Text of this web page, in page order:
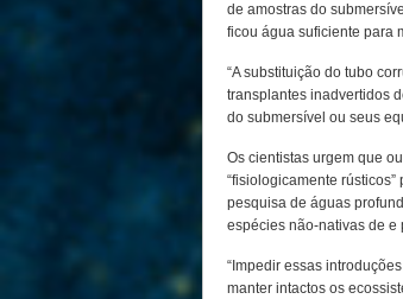
de amostras do
ficou água suficiente para
“A substituição do tubo
transplantes inadvertidos
do submersível ou seus
Os cientistas urgem que
“fisiologicamente
pesquisa de águas
espécies não-nativas de e
“Impedir essas
manter intactos os